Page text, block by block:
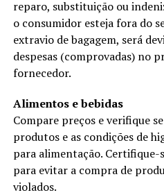
reparo, substituição ou
o consumidor esteja fora do
extravio de bagagem, será
despesas (comprovadas) no
fornecedor.
Alimentos e bebidas
Compare preços e verifique
produtos e as condições de
para alimentação. Certifique-
para evitar a compra de
violados.